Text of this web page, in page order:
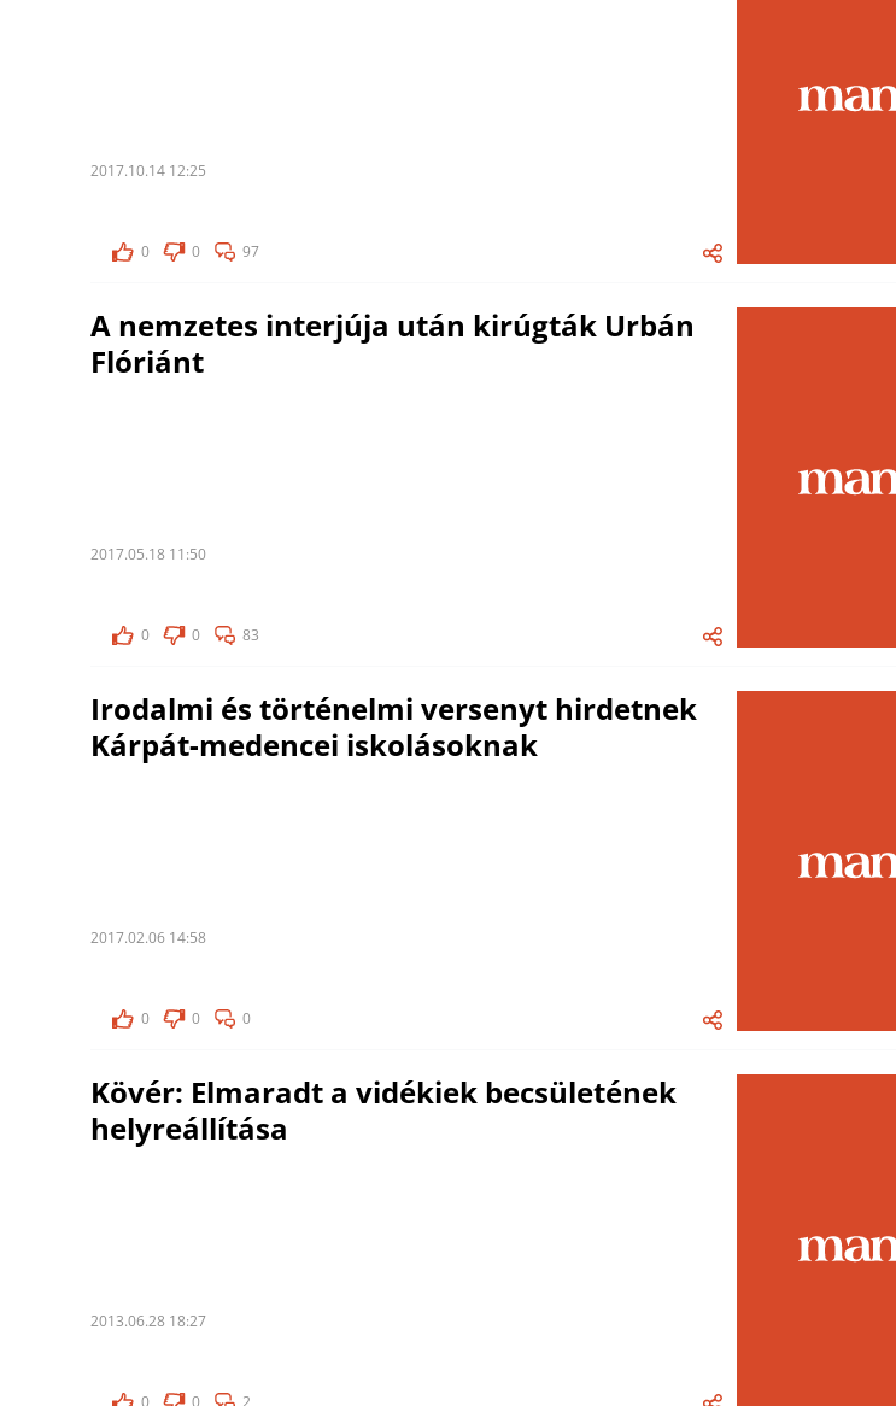
2017.10.14 12:25
0 0 97
A nemzetes interjúja után kirúgták Urbán
Flóriánt
2017.05.18 11:50
0 0 83
Irodalmi és történelmi versenyt hirdetnek
Kárpát-medencei iskolásoknak
2017.02.06 14:58
0 0 0
Kövér: Elmaradt a vidékiek becsületének
helyreállítása
2013.06.28 18:27